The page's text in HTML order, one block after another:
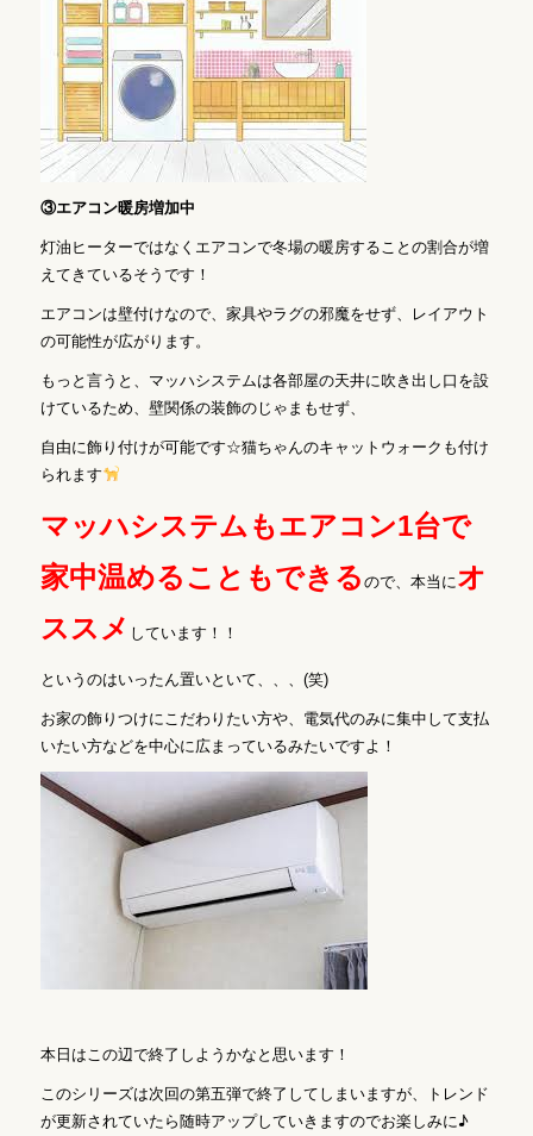
③エアコン暖房増加中
灯油ヒーターではなくエアコンで冬場の暖房することの割合が増
えてきているそうです！
エアコンは壁付けなので、家具やラグの邪魔をせず、レイアウト
の可能性が広がります。
もっと言うと、マッハシステムは各部屋の天井に吹き出し口を設
けているため、壁関係の装飾のじゃまもせず、
自由に飾り付けが可能です☆猫ちゃんのキャットウォークも付け
られます
マッハシステムもエアコン1台で
家中温めることもできるので、本当にオ
ススメ しています！！
というのはいったん置いといて、、、(笑)
お家の飾りつけにこだわりたい方や、電気代のみに集中して支払
いたい方などを中心に広まっているみたいですよ！
本日はこの辺で終了しようかなと思います！
このシリーズは次回の第五弾で終了してしまいますが、トレンド
が更新されていたら随時アップしていきますのでお楽しみに♪